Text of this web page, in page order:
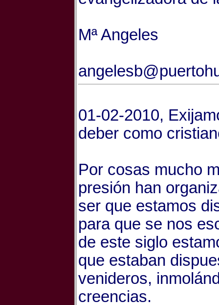
Mª Angeles
01-02-2010,
deber como
Por cosas mucho
presión han
ser que estamos
para que se nos
de este siglo
que estaban
venideros,
creencias.